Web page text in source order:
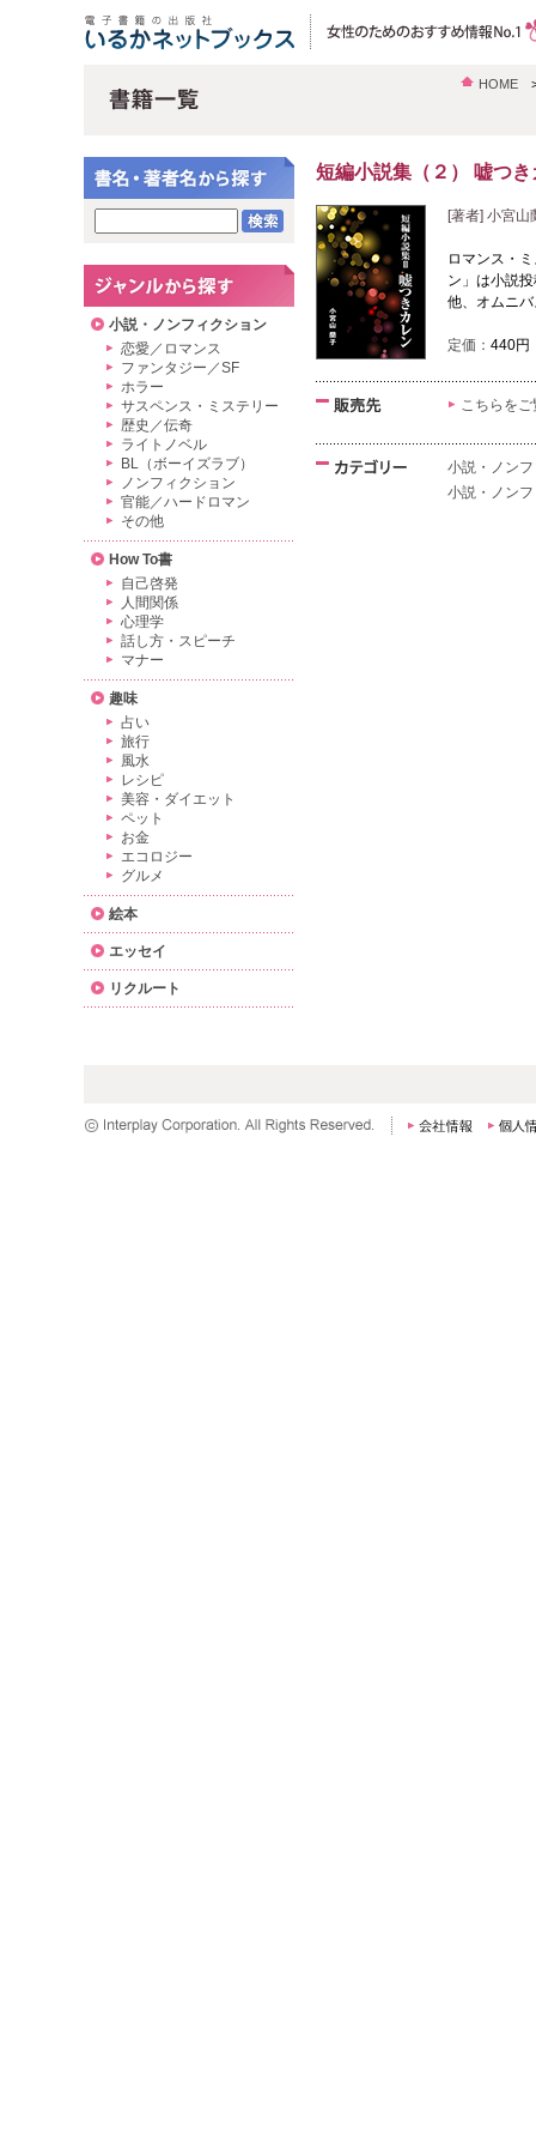
HOME
短編小説集（２） 嘘つき
[著者] 小宮山
ロマンス・
ン」は小説
他、オムニ
定価： 440円
こちらを
小説・ノン
小説・ノン
小説・ノンフィクション
恋愛／ロマンス
ファンタジー／SF
ホラー
サスペンス・ミステリー
歴史／伝奇
ライトノベル
BL（ボーイズラブ）
ノンフィクション
官能／ハードロマン
その他
How To書
自己啓発
人間関係
心理学
話し方・スピーチ
マナー
趣味
占い
旅行
風水
レシピ
美容・ダイエット
ペット
お金
エコロジー
グルメ
絵本
エッセイ
リクルート